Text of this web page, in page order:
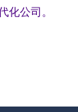
化公司。